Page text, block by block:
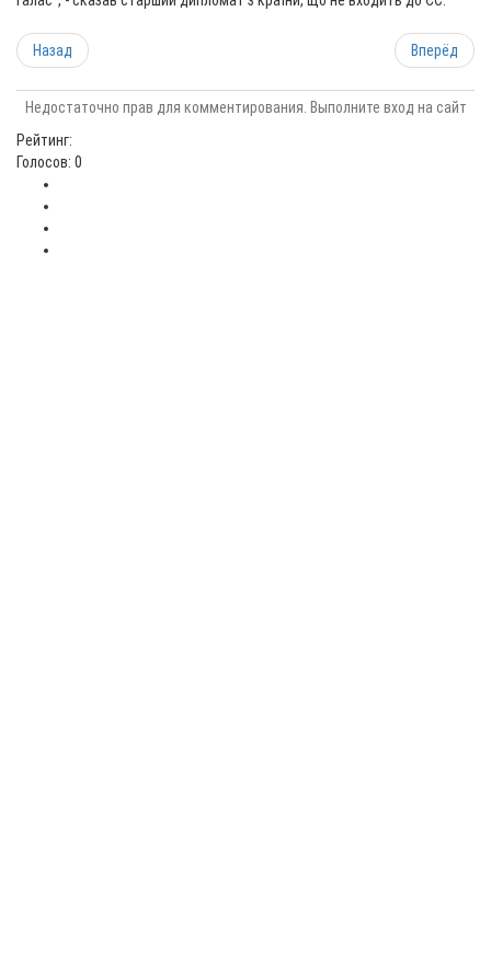
Назад Вперёд
Недостаточно прав для комментирования. Выполните вход на сайт
Рейтинг:
Голосов: 0